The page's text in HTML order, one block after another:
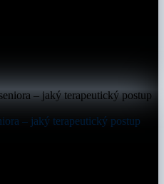
– jaký terapeutický postup